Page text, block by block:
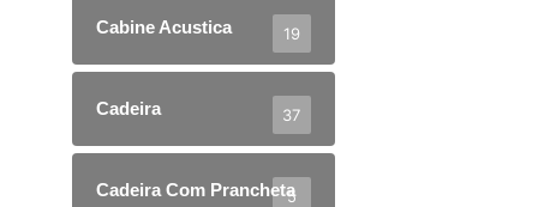
Cabine Acustica 19
Cadeira 37
Cadeira Com Prancheta
5